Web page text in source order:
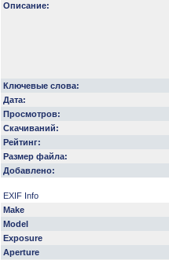
Описание:
Ключевые слова:
Дата:
Просмотров:
Скачиваний:
Рейтинг:
Размер файла:
Добавлено:
EXIF Info
Make
Model
Exposure
Aperture